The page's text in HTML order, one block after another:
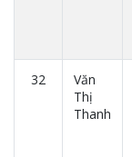
32
Văn
Thị
Thanh